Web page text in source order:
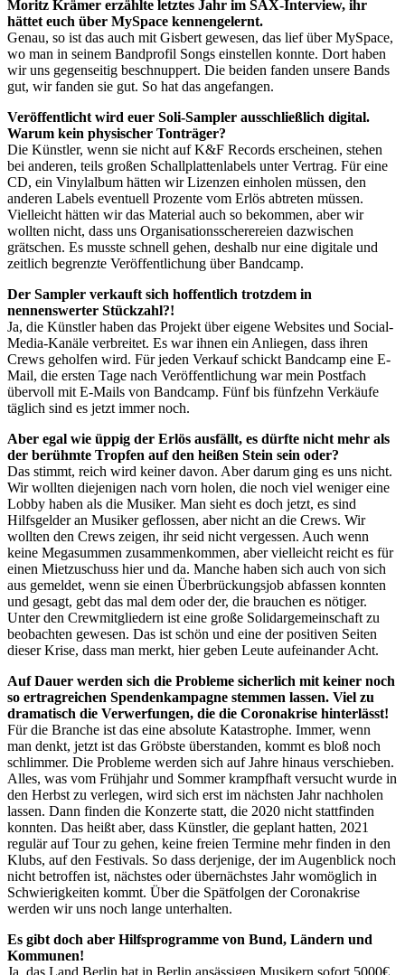
Moritz Krämer erzählte letztes Jahr im SAX-Interview, ihr
hättet euch über MySpace kennengelernt.
Genau, so ist das auch mit Gisbert gewesen, das lief über MySpace,
wo man in seinem Bandprofil Songs einstellen konnte. Dort haben
wir uns gegenseitig beschnuppert. Die beiden fanden unsere Bands
gut, wir fanden sie gut. So hat das angefangen.
Veröffentlicht wird euer Soli-Sampler ausschließlich digital.
Warum kein physischer Tonträger?
Die Künstler, wenn sie nicht auf K&F Records erscheinen, stehen
bei anderen, teils großen Schallplattenlabels unter Vertrag. Für eine
CD, ein Vinylalbum hätten wir Lizenzen einholen müssen, den
anderen Labels eventuell Prozente vom Erlös abtreten müssen.
Vielleicht hätten wir das Material auch so bekommen, aber wir
wollten nicht, dass uns Organisationsscherereien dazwischen
grätschen. Es musste schnell gehen, deshalb nur eine digitale und
zeitlich begrenzte Veröffentlichung über Bandcamp.
Der Sampler verkauft sich hoffentlich trotzdem in
nennenswerter Stückzahl?!
Ja, die Künstler haben das Projekt über eigene Websites und Social-
Media-Kanäle verbreitet. Es war ihnen ein Anliegen, dass ihren
Crews geholfen wird. Für jeden Verkauf schickt Bandcamp eine E-
Mail, die ersten Tage nach Veröffentlichung war mein Postfach
übervoll mit E-Mails von Bandcamp. Fünf bis fünfzehn Verkäufe
täglich sind es jetzt immer noch.
Aber egal wie üppig der Erlös ausfällt, es dürfte nicht mehr als
der berühmte Tropfen auf den heißen Stein sein oder?
Das stimmt, reich wird keiner davon. Aber darum ging es uns nicht.
Wir wollten diejenigen nach vorn holen, die noch viel weniger eine
Lobby haben als die Musiker. Man sieht es doch jetzt, es sind
Hilfsgelder an Musiker geflossen, aber nicht an die Crews. Wir
wollten den Crews zeigen, ihr seid nicht vergessen. Auch wenn
keine Megasummen zusammenkommen, aber vielleicht reicht es für
einen Mietzuschuss hier und da. Manche haben sich auch von sich
aus gemeldet, wenn sie einen Überbrückungsjob abfassen konnten
und gesagt, gebt das mal dem oder der, die brauchen es nötiger.
Unter den Crewmitgliedern ist eine große Solidargemeinschaft zu
beobachten gewesen. Das ist schön und eine der positiven Seiten
dieser Krise, dass man merkt, hier geben Leute aufeinander Acht.
Auf Dauer werden sich die Probleme sicherlich mit keiner noch
so ertragreichen Spendenkampagne stemmen lassen. Viel zu
dramatisch die Verwerfungen, die die Coronakrise hinterlässt!
Für die Branche ist das eine absolute Katastrophe. Immer, wenn
man denkt, jetzt ist das Gröbste überstanden, kommt es bloß noch
schlimmer. Die Probleme werden sich auf Jahre hinaus verschieben.
Alles, was vom Frühjahr und Sommer krampfhaft versucht wurde in
den Herbst zu verlegen, wird sich erst im nächsten Jahr nachholen
lassen. Dann finden die Konzerte statt, die 2020 nicht stattfinden
konnten. Das heißt aber, dass Künstler, die geplant hatten, 2021
regulär auf Tour zu gehen, keine freien Termine mehr finden in den
Klubs, auf den Festivals. So dass derjenige, der im Augenblick noch
nicht betroffen ist, nächstes oder übernächstes Jahr womöglich in
Schwierigkeiten kommt. Über die Spätfolgen der Coronakrise
werden wir uns noch lange unterhalten.
Es gibt doch aber Hilfsprogramme von Bund, Ländern und
Kommunen!
Ja, das Land Berlin hat in Berlin ansässigen Musikern sofort 5000€